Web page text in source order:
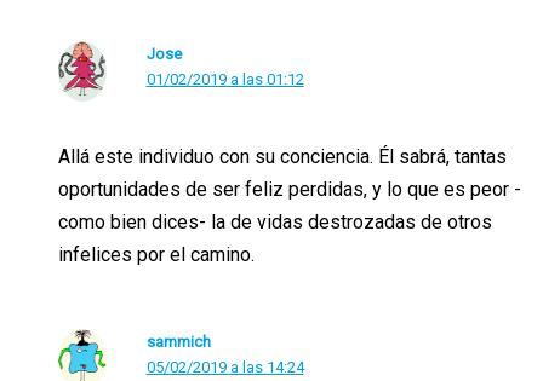
Jose
01/02/2019 a las 01:12
Allá este individuo con su conciencia. Él sabrá, tantas
oportunidades de ser feliz perdidas, y lo que es peor -
como bien dices- la de vidas destrozadas de otros
infelices por el camino.
sammich
05/02/2019 a las 14:24